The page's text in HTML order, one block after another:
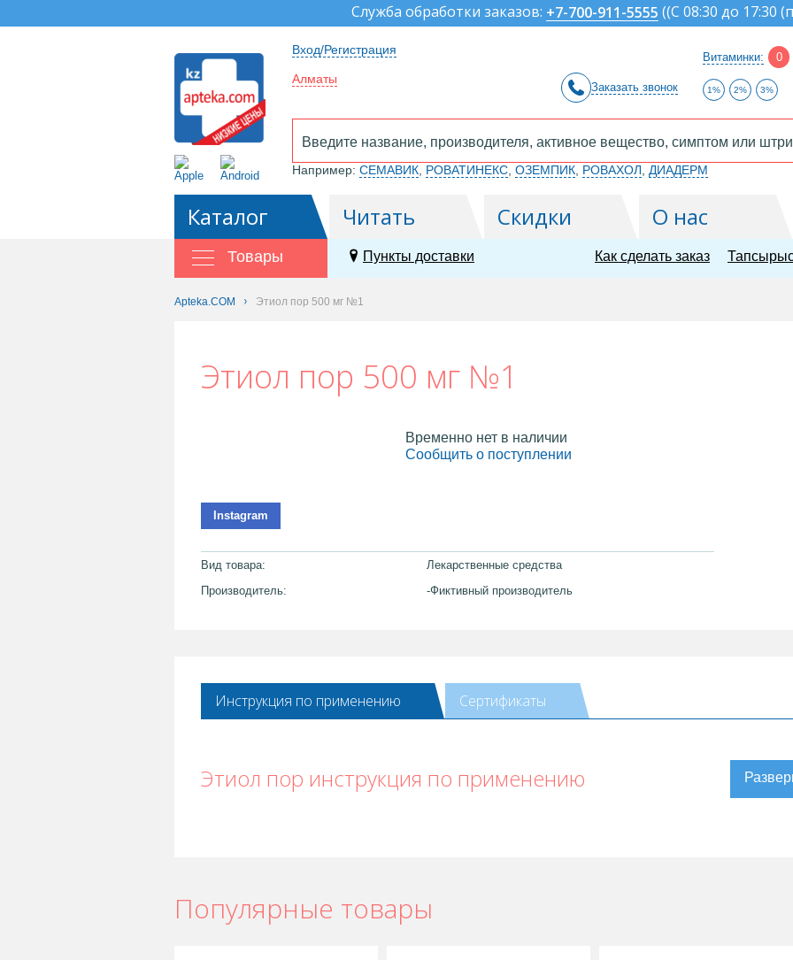
Служба обработки заказов: +7-700-911-5555 ((С 08:30 до 17:30
Вход/Регистрация
Алматы
Заказать звонок
Витаминки: 0
1% 2% 3%
Например: СЕМАВИК РОВАТИНЕКС ОЗЕМПИК РОВАХОЛ ДИАДЕРМ
Каталог Читать Скидки О нас
Товары Пункты доставки Как сделать заказ
Apteka.COM Этиол пор 500 мг №1
Этиол пор 500 мг №1
Временно нет в наличии
Сообщить о поступлении
Instagram
Вид товара:
Лекарственные средства
Производитель:
-Фиктивный производитель
Инструкция по применению Сертификаты
Этиол пор инструкция по применению
Популярные товары